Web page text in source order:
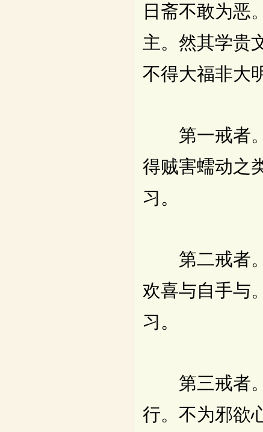
日斋不敢为恶
主。然其学贵
不得大福非大
第一戒者。
得贼害蠕动之
习。
第二戒者。
欢喜与自手与
习。
第三戒者。
行。不为邪欲